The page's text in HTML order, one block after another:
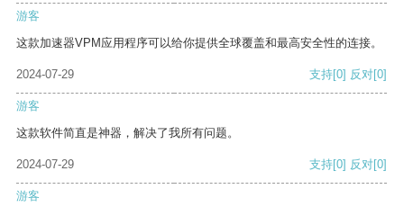
游客
这款加速器VPM应用程序可以给你提供全球覆盖和最高安全性的连接。
2024-07-29 支持[0] 反对[0]
游客
这款软件简直是神器，解决了我所有问题。
2024-07-29 支持[0] 反对[0]
游客